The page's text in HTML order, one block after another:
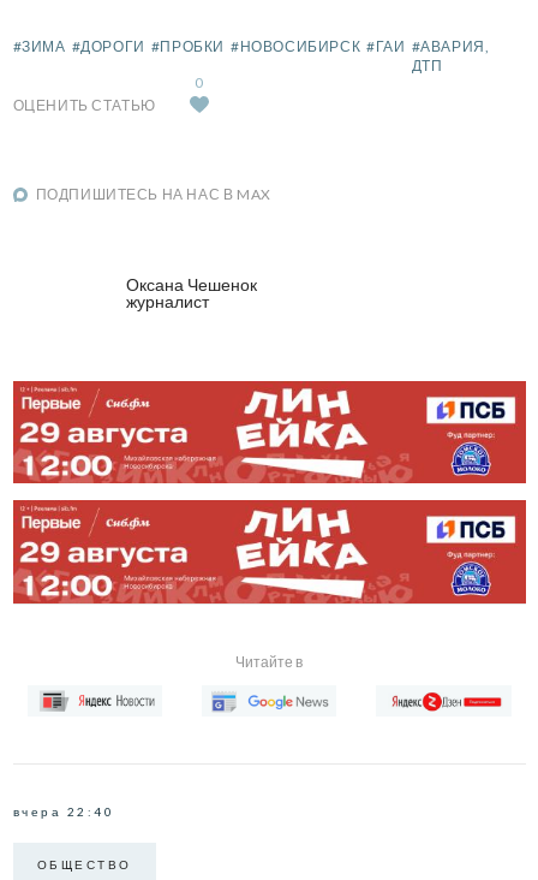
#ЗИМА #ДОРОГИ #ПРОБКИ #НОВОСИБИРСК #ГАИ #АВАРИЯ,
ДТП
ОЦЕНИТЬ СТАТЬЮ
0
ПОДПИШИТЕСЬ НА НАС В MAX
Оксана Чешенок
журналист
Читайте в
вчера 22:40
ОБЩЕСТВО